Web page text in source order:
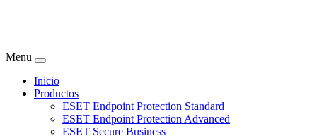
Menu
Inicio
Productos
ESET Endpoint Protection Standard
ESET Endpoint Protection Advanced
ESET Secure Business